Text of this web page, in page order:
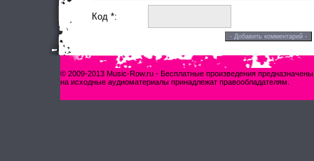
Код *:
© 2009-2013 Music-Row.ru - Бесплатные произведения
на исходные аудиоматериалы принадлежат правообладателям.